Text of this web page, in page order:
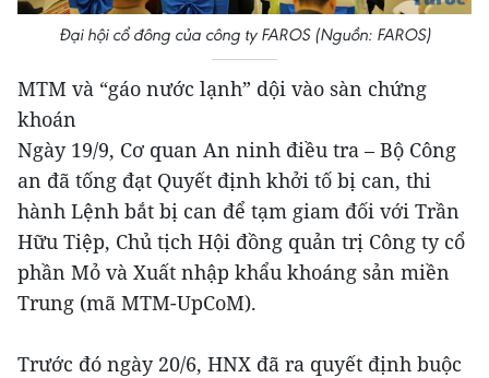
Đại hội cổ đông của công ty FAROS (Nguồn: FAROS)
MTM và “gáo nước lạnh” dội vào sàn chứng
khoán
Ngày 19/9, Cơ quan An ninh điều tra – Bộ Công
an đã tống đạt Quyết định khởi tố bị can, thi
hành Lệnh bắt bị can để tạm giam đối với Trần
Hữu Tiệp, Chủ tịch Hội đồng quản trị Công ty cổ
phần Mỏ và Xuất nhập khẩu khoáng sản miền
Trung (mã MTM-UpCoM).
Trước đó ngày 20/6, HNX đã ra quyết định buộc